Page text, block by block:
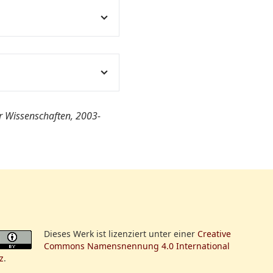
in
der
Wissenschaften, 2003-
Dieses Werk ist lizenziert unter einer Creative
Commons Namensnennung 4.0 International
.